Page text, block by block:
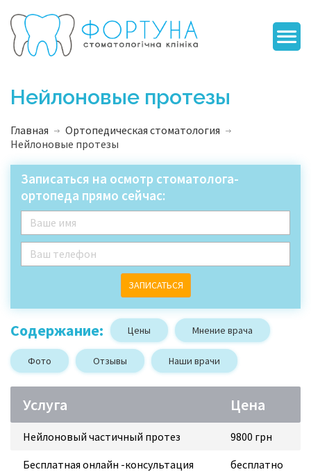
Нейлоновые протезы
Главная
Ортопедическая стоматология
Нейлоновые протезы
Записаться на осмотр стоматолога-
ортопеда прямо сейчас:
ЗАПИСАТЬСЯ
Содержание: Цены Мнение врача
Фото Отзывы Наши врачи
Услуга Цена
Нейлоновый частичный протез
9800 грн
Бесплатная онлайн -консультация
бесплатно